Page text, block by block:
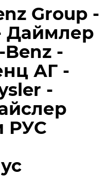
Group -
Даймлер
-
АГ -
-
РУС